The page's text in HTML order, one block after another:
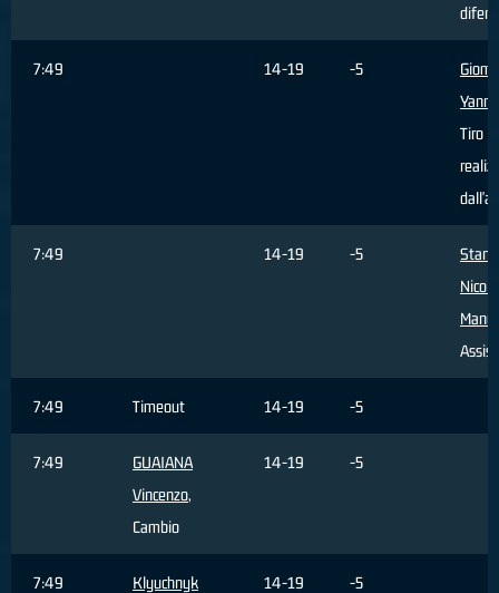
7:49 14-19 -5
Tiro
7:49 14-19 -5
Stanic
Assist
7:49 Timeout 14-19 -5
7:49
GUAIANA
Vincenzo,
Cambio
14-19 -5
7:49
Klyuchnyk
14-19 -5